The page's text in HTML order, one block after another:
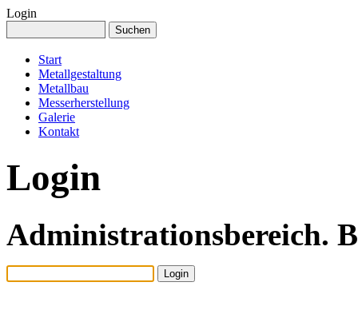
Login
Start
Metallgestaltung
Metallbau
Messerherstellung
Galerie
Kontakt
Login
Administrationsbereich.